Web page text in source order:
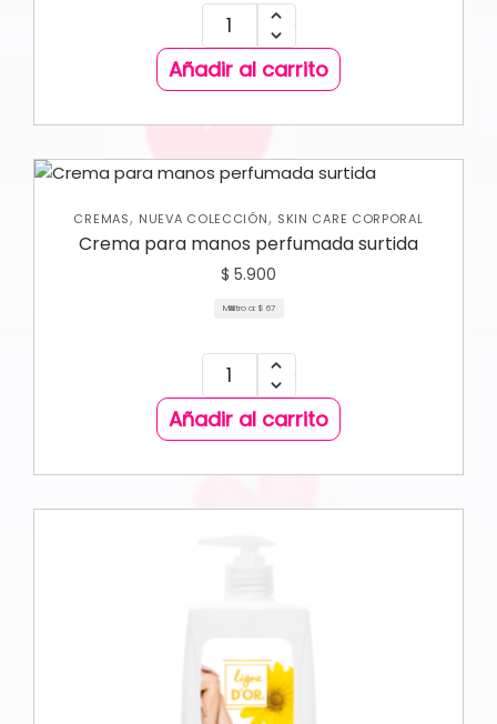
Añadir al carrito
CREMAS, NUEVA COLECCIÓN, SKIN CARE CORPORAL
Crema para manos perfumada surtida
$ 5.900
Mililitro a: $ 67
Añadir al carrito